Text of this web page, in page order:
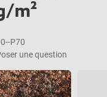
m²
P70
une question